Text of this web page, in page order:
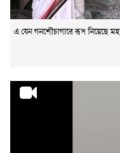
এ যেন গনশৌচাগারে রূপ নিয়েছে